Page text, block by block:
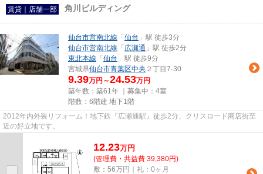
賃貸｜店舗一部 角川ビルディング
仙台市営南北線 「 仙台 」駅 徒歩3分
仙台市営南北線 「 広瀬通 」駅 徒歩2分
東北本線 「 仙台 」駅 徒歩9分
宮城県仙台市青葉区中央 ２丁目7-30
9.39万円～24.53万円
築年数：築61年 ｜募集中： 4室
階数：6階建 地下1階
2012年内外装リフォーム！地下鉄『広瀬通駅』徒歩2分、クリスロード商店街至
近の好立地です。
12.23万円
(管理費・共益費 39,380円)
敷：56万円｜礼：0ヶ月